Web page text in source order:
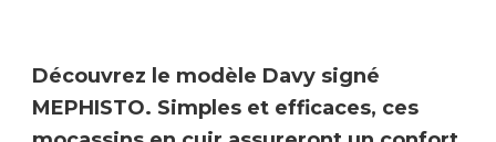
Découvrez le modèle Davy signé
MEPHISTO. Simples et efficaces, ces